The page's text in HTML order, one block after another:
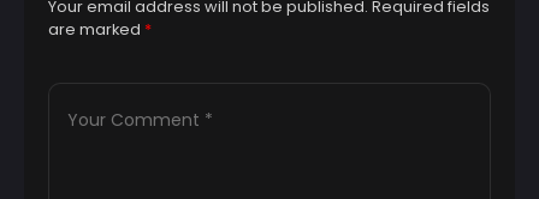
Your email address will not be published. Required fields
are marked *